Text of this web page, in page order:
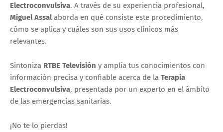
Electroconvulsiva. A través de su experiencia profesional,
Miguel Assal aborda en qué consiste este procedimiento,
cómo se aplica y cuáles son sus usos clínicos más
relevantes.
Sintoniza RTBE Televisión y amplía tus conocimientos con
información precisa y confiable acerca de la Terapia
Electroconvulsiva, presentada por un experto en el ámbito
de las emergencias sanitarias.
¡No te lo pierdas!